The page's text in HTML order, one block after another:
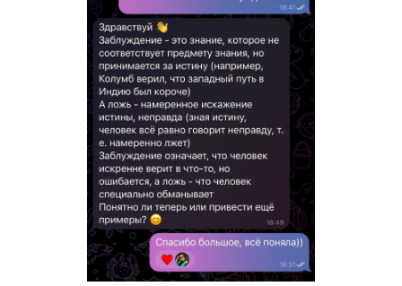
Каждый месяц пробный ОГЭ
Родители и ученик видят динамику роста благодаря
тестам ОГЭ. Мы вовремя выявляем пробелы в предмете,
корректировать обучение.